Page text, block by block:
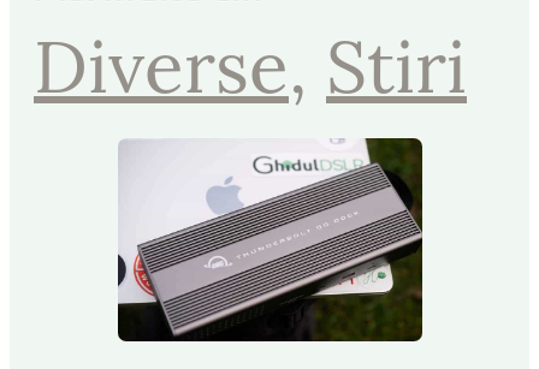
Diverse, Stiri